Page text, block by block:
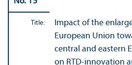
Title:
Impact of the
European Union
central and eastern
on RTD-innovation